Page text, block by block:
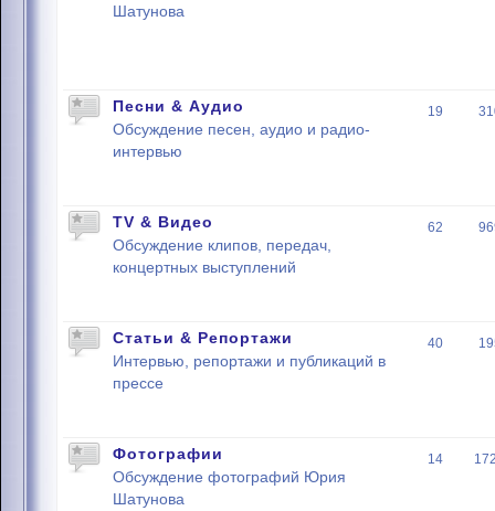
Шатунова
Песни & Аудио
Обсуждение песен, аудио и радио-
интервью
19
TV & Видео
Обсуждение клипов, передач,
концертных выступлений
62
Статьи & Репортажи
Интервью, репортажи и публикаций в
прессе
40
Фотографии
Обсуждение фотографий Юрия
Шатунова
14